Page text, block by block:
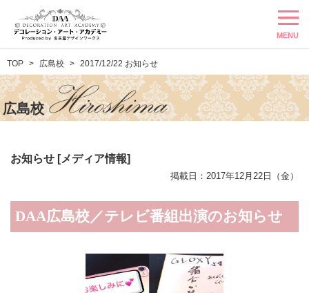
MENU
TOP 広島校 2017/12/22 お知らせ
広島校
お知らせ [メディア情報]
掲載日：2017年12月22日（金）
DAA広島校／テレビ番組出演のお知らせ